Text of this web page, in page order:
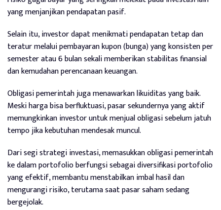
yang menjanjikan pendapatan pasif.
Selain itu, investor dapat menikmati pendapatan tetap dan
teratur melalui pembayaran kupon (bunga) yang konsisten per
semester atau 6 bulan sekali memberikan stabilitas finansial
dan kemudahan perencanaan keuangan.
Obligasi pemerintah juga menawarkan likuiditas yang baik.
Meski harga bisa berfluktuasi, pasar sekundernya yang aktif
memungkinkan investor untuk menjual obligasi sebelum jatuh
tempo jika kebutuhan mendesak muncul.
Dari segi strategi investasi, memasukkan obligasi pemerintah
ke dalam portofolio berfungsi sebagai diversifikasi portofolio
yang efektif, membantu menstabilkan imbal hasil dan
mengurangi risiko, terutama saat pasar saham sedang
bergejolak.